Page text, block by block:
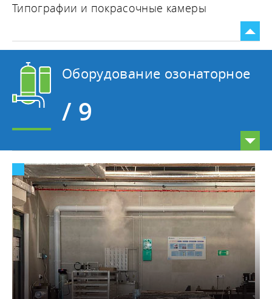
Типографии и покрасочные камеры
Оборудование озонаторное
/ 9
Бассейны и SPA
Дезинфекция
Клининг
Очистка воды и стоков
Пищевое производство
Промышленные предприятия